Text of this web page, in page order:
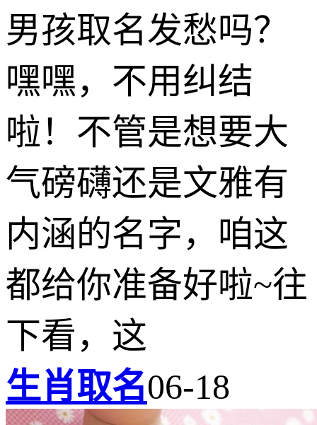
男孩取名发愁吗？
嘿嘿，不用纠结
啦！不管是想要大
气磅礴还是文雅有
内涵的名字，咱这
都给你准备好啦~往
下看，这
生肖取名06-18